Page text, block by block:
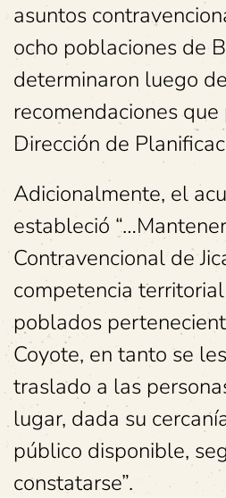
asuntos
ocho poblaciones de
determinaron luego
recomendaciones
Dirección de
Adicionalmente, el
estableció
Contravencional de
competencia
poblados
Coyote, en tanto se
traslado a las
lugar, dada su
público disponible,
constatarse”.